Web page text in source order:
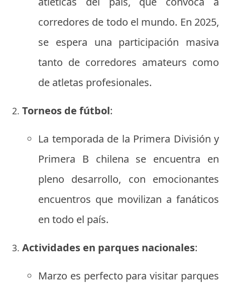
corredores de todo el mundo. En 2025,
se espera una participación masiva
tanto de corredores amateurs como
de atletas profesionales.
Torneos de fútbol:
La temporada de la Primera División y
Primera B chilena se encuentra en
pleno desarrollo, con emocionantes
encuentros que movilizan a fanáticos
en todo el país.
Actividades en parques nacionales:
Marzo es perfecto para visitar parques